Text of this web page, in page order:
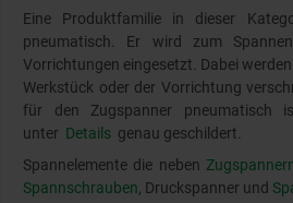
Eine Produktfamilie in dieser
pneumatisch. Er wird zum
Vorrichtungen eingesetzt. Dabei
Werkstück oder der Vorrichtung
für den Zugspanner pneumatisch
unter Details genau geschildert.
Spannelemente die neben
Spannschrauben , Druckspanner und